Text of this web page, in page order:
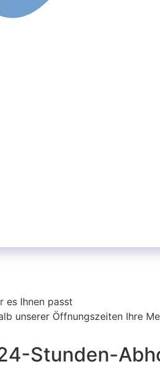
es Ihnen passt
unserer Öffnungszeiten Ihre
Stunden-